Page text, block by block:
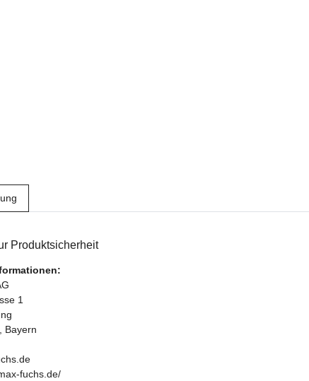
Produktsicherheit
1
Bayern
fuchs.de/